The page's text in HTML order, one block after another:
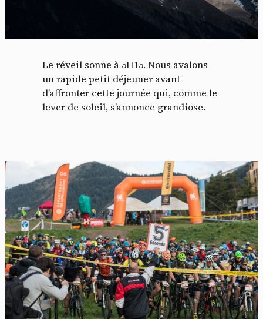
Le réveil sonne à 5H15. Nous avalons
un rapide petit déjeuner avant
d’affronter cette journée qui, comme le
lever de soleil, s’annonce grandiose.
Panneau de gestion des
cookies
En autorisant ces services tiers, vous acceptez le dépôt et la
lecture de cookies et l'utilisation de technologies de suivi
nécessaires à leur bon fonctionnement.
Politique de confidentialité